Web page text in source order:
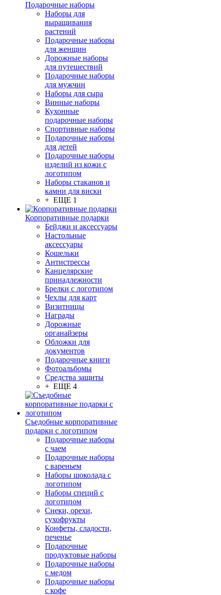
Подарочные наборы
Наборы для
выращивания
растений
Подарочные наборы
для женщин
Дорожные наборы
для путешествий
Подарочные наборы
для мужчин
Наборы для сыра
Винные наборы
Кухонные
подарочные наборы
Спортивные наборы
Подарочные наборы
для детей
Подарочные наборы
изделий из кожи с
логотипом
Наборы стаканов и
камни для виски
+ ЕЩЕ 1
Корпоративные подарки
Бейджи и аксессуары
Настольные
аксессуары
Кошельки
Антистрессы
Канцелярские
принадлежности
Брелки с логотипом
Чехлы для карт
Визитницы
Награды
Дорожные
органайзеры
Обложки для
документов
Подарочные книги
Фотоальбомы
Средства защиты
+ ЕЩЕ 4
Съедобные корпоративные
подарки с логотипом
Подарочные наборы
с чаем
Подарочные наборы
с вареньем
Наборы шоколада с
логотипом
Наборы специй с
логотипом
Снеки, орехи,
сухофрукты
Конфеты, сладости,
печенье
Подарочные
продуктовые наборы
Подарочные наборы
с медом
Подарочные наборы
с кофе